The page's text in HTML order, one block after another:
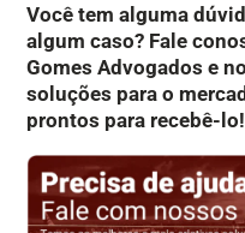
Você tem alguma
algum caso? Fale
Gomes Advogados e
soluções para o
prontos para recebê-lo!